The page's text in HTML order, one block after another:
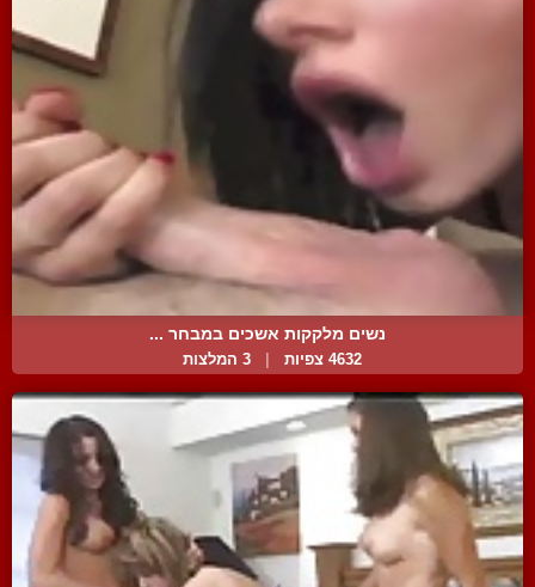
נשים מלקקות אשכים במבחר ...
4632 צפיות 3 המלצות